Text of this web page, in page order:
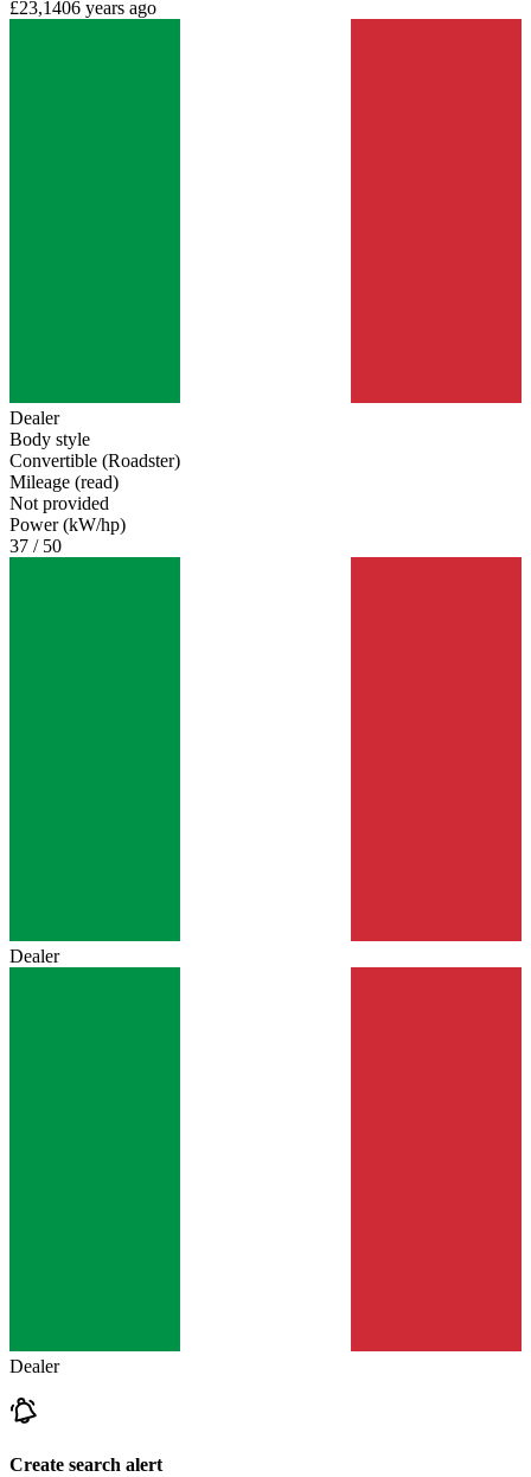
£23,1406 years ago
Dealer
Body style
Convertible (Roadster)
Mileage (read)
Not provided
Power (kW/hp)
37 / 50
Dealer
Dealer
Create search alert